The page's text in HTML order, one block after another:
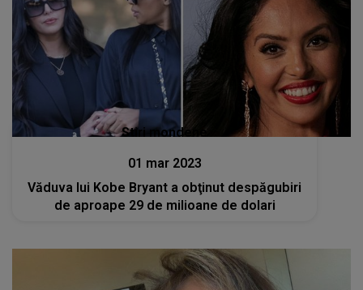
Stiri mondene
01 mar 2023
Văduva lui Kobe Bryant a obţinut despăgubiri
de aproape 29 de milioane de dolari